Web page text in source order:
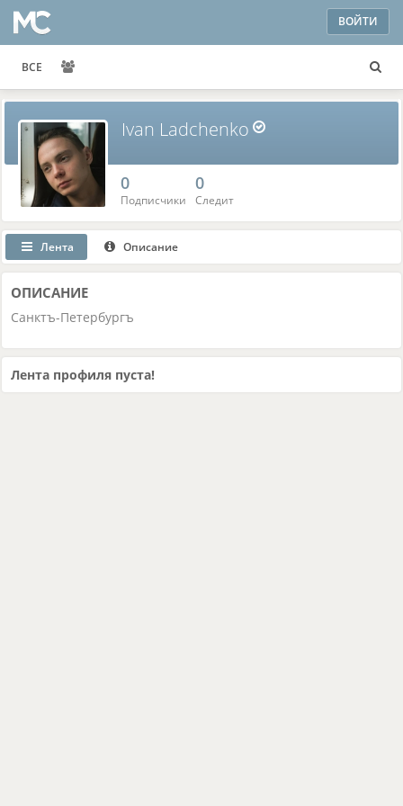
ВОЙТИ
ВСЕ
Ivan Ladchenko
0
Подписчики
0
Следит
Лента Описание
ОПИСАНИЕ
Санктъ-Петербургъ
Лента профиля пуста!